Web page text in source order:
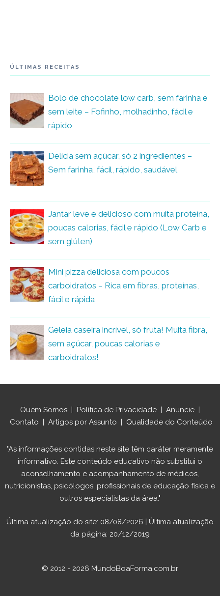
ÚLTIMAS RECEITAS
Bolo de chocolate low carb, sem farinha e
sem leite – Fofinho, molhadinho, fácil e
rápido
Delícia sem açúcar, só 2 ingredientes –
Sem farinha, fácil, rápido, saudável
Jantar leve e delicioso com muita proteína,
poucas calorias, fácil e rápido (Low Carb e
sem glúten)
Mini pizza deliciosa com poucos
carboidratos – Rica em fibras, proteínas,
fácil e rápida
Geleia caseira incrível, só fruta! Muita fibra,
sem açúcar, poucas calorias e
carboidratos!
Quem Somos Política de Privacidade Anuncie
Contato
Artigos por Assunto Qualidade do Conteúdo
"As informações contidas neste site têm caráter meramente
informativo. Este conteúdo educativo não substitui o
aconselhamento e acompanhamento de médicos,
nutricionistas, psicólogos, profissionais de educação física e
outros especialistas da área."
Última atualização do site: 08/08/2026 | Última atualização
da página: 20/12/2019
© 2012 - 2026 MundoBoaForma.com.br